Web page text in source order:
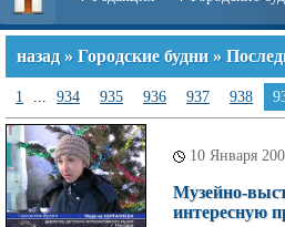
назад » Городские будни »
1 ... 934 935 936 937 938
10 Января
Музейно-
интересную